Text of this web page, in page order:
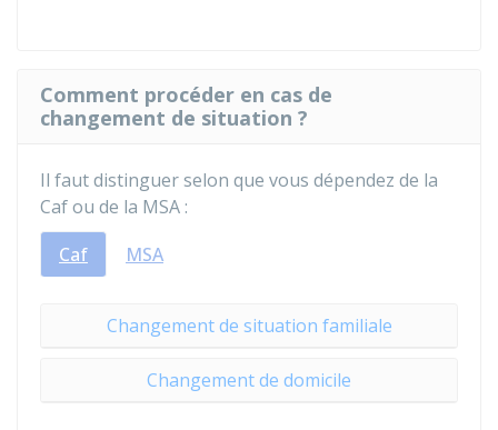
Comment procéder en cas de
changement de situation ?
Il faut distinguer selon que vous dépendez de la
Cafou de la MSA :
Caf
MSA
Changement de situation familiale
Changement de domicile